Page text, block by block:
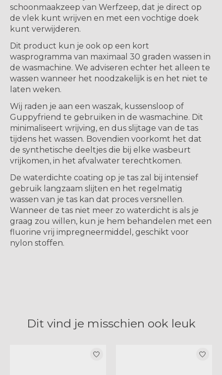
schoonmaakzeep van Werfzeep, dat je direct op
de vlek kunt wrijven en met een vochtige doek
kunt verwijderen.
Dit product kun je ook op een kort
wasprogramma van maximaal 30 graden wassen in
de wasmachine. We adviseren echter het alleen te
wassen wanneer het noodzakelijk is en het niet te
laten weken.
Wij raden je aan een waszak, kussensloop of
Guppyfriend te gebruiken in de wasmachine. Dit
minimaliseert wrijving, en dus slijtage van de tas
tijdens het wassen. Bovendien voorkomt het dat
de synthetische deeltjes die bij elke wasbeurt
vrijkomen, in het afvalwater terechtkomen.
De waterdichte coating op je tas zal bij intensief
gebruik langzaam slijten en het regelmatig
wassen van je tas kan dat proces versnellen.
Wanneer de tas niet meer zo waterdicht is als je
graag zou willen, kun je hem behandelen met een
fluorine vrij impregneermiddel, geschikt voor
nylon stoffen.
Dit vind je misschien ook leuk
Items van productcarrousel